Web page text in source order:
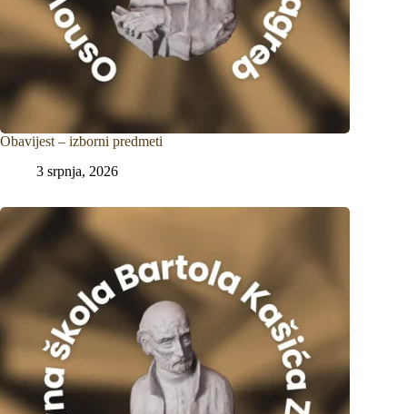
Obavijest – izborni predmeti
3 srpnja, 2026